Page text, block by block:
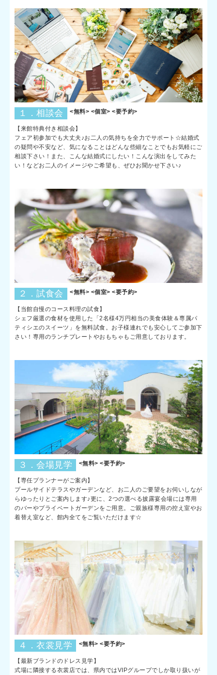
１．相談会 <無料> <個室> <要予約>
【来館特典付き相談会】
フェア初参加でも大丈夫♪お二人の気持ちを全力でサポート☆結婚式
の疑問や不安など、気になることはどんな些細なことでもお気軽にご
相談下さい！また、こんな結婚式にしたい！こんな演出をしてみた
い！などお二人のイメージやご希望も、ぜひお聞かせ下さい♪
２．試食会 <無料> <個室> <要予約>
【当館自慢のコース料理の試食】
シェフ厳選の食材を使用した「2名様4万円相当の美食体験＆専属パ
ティシエのスイーツ」を無料試食。お子様連れでも安心してご参加下
さい！専用のランチプレートやおもちゃもご用意しております。
３．会場見学 <無料> <要予約>
【専任プランナーがご案内】
プールサイドテラスやガーデンなど、お二人のご要望をお伺いしなが
らゆったりとご案内します♪更に、2つの選べる披露宴会場には専用
のバーやプライベートガーデンをご用意。ご親族様専用の控え室やお
着替え室など、館内全てをご覧いただけます☆
４．衣裳見学 <無料> <要予約>
【最新ブランドのドレス見学】
式場に隣接する衣裳店では、県内ではVIPグループでしか取り扱いが